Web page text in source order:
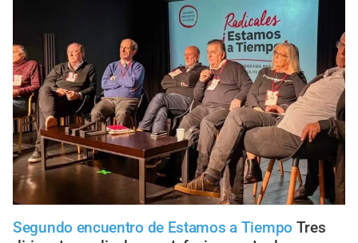
Segundo encuentro de Estamos a Tiempo Tres